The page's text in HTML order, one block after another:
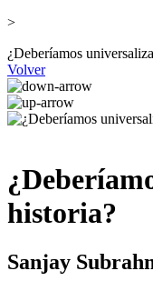
>
¿Deberíamos
Volver
historia?
Sanjay